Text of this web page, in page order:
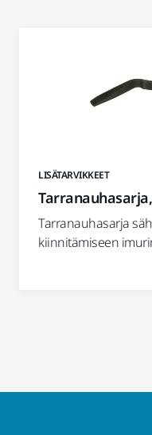
LISÄTARVIKKEET
Tarranauhasarja
kiinnitämiseen